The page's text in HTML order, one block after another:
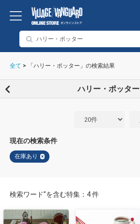
全て > 「ハリー・ポッター」の検索結果
ハリー・ポッター
現在の検索条件
在庫あり ×
検索ワード”を含む特集：4 件